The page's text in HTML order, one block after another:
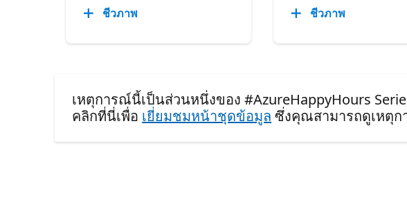
ชีวภาพ
ชีวภาพ
เหตุการณ์นี้เป็นส่วนหนึ่งของ #AzureHappyHours
คลิกที่นี่เพื่อ เยี่ยมชมหน้าชุดข้อมูล ซึ่งคุณสามารถดูเหตุ